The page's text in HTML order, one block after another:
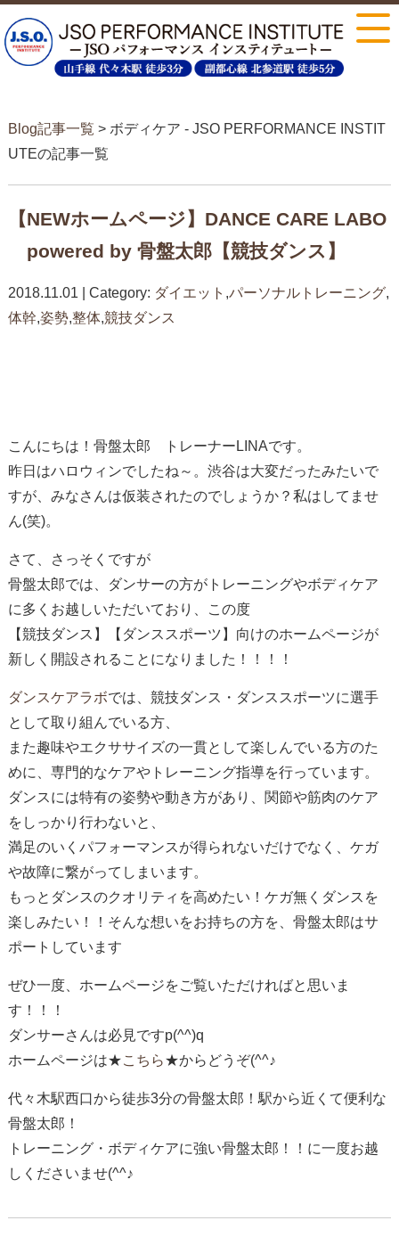
Blog記事一覧 > ボディケア - JSO PERFORMANCE INSTIT
UTEの記事一覧
【NEWホームページ】DANCE CARE LABO
powered by 骨盤太郎【競技ダンス】
2018.11.01 | Category: ダイエット ,パーソナルトレーニング,
体幹,姿勢,整体,競技ダンス
こんにちは！骨盤太郎 トレーナーLINAです。
昨日はハロウィンでしたね～。渋谷は大変だったみたいで
すが、みなさんは仮装されたのでしょうか？私はしてませ
ん(笑)。
さて、さっそくですが
骨盤太郎では、ダンサーの方がトレーニングやボディケア
に多くお越しいただいており、この度
【競技ダンス】【ダンススポーツ】向けのホームページが
新しく開設されることになりました！！！！
ダンスケアラボでは、競技ダンス・ダンススポーツに選手
として取り組んでいる方、
また趣味やエクササイズの一貫として楽しんでいる方のた
めに、専門的なケアやトレーニング指導を行っています。
ダンスには特有の姿勢や動き方があり、関節や筋肉のケア
をしっかり行わないと、
満足のいくパフォーマンスが得られないだけでなく、ケガ
や故障に繋がってしまいます。
もっとダンスのクオリティを高めたい！ケガ無くダンスを
楽しみたい！！そんな想いをお持ちの方を、骨盤太郎はサ
ポートしています
ぜひ一度、ホームページをご覧いただければと思いま
す！！！
ダンサーさんは必見ですp(^^)q
ホームページは★こちら★からどうぞ(^^♪
代々木駅西口から徒歩3分の骨盤太郎！駅から近くて便利な
骨盤太郎！
トレーニング・ボディケアに強い骨盤太郎！！に一度お越
しくださいませ(^^♪